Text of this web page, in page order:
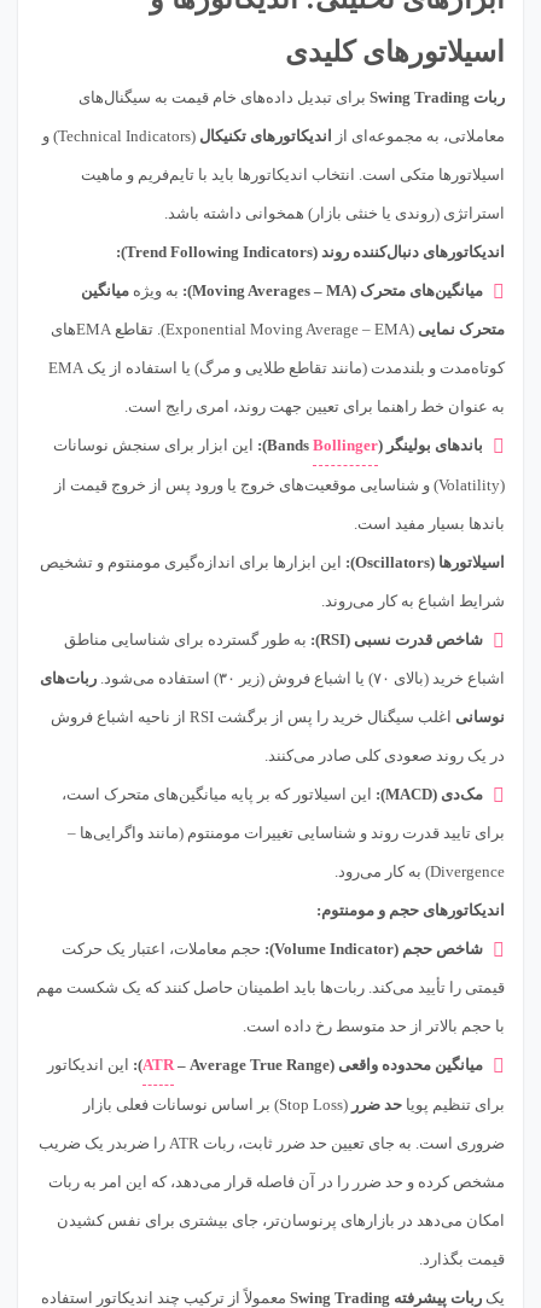
اسیلاتورهای کلیدی
ربات Swing Trading برای تبدیل داده‌های خام قیمت به سیگنال‌های
معاملاتی، به مجموعه‌ای از اندیکاتورهای تکنیکال (Technical Indicators) و
اسیلاتورها متکی است. انتخاب اندیکاتورها باید با تایم‌فریم و ماهیت
استراتژی (روندی یا خنثی بازار) همخوانی داشته باشد.
اندیکاتورهای دنبال‌کننده روند (Trend Following Indicators):
میانگین‌های متحرک (Moving Averages – MA): به ویژه میانگین
متحرک نمایی (Exponential Moving Average – EMA). تقاطع EMAهای
کوتاه‌مدت و بلندمدت (مانند تقاطع طلایی و مرگ) یا استفاده از یک EMA
به عنوان خط راهنما برای تعیین جهت روند، امری رایج است.
باندهای بولینگر (Bollinger این ابزار برای سنجش نوسانات
(Volatility) و شناسایی موقعیت‌های خروج یا ورود پس از خروج قیمت از
باندها بسیار مفید است.
اسیلاتورها (Oscillators): این ابزارها برای اندازه‌گیری مومنتوم و تشخیص
شرایط اشباع به کار می‌روند.
شاخص قدرت نسبی (RSI): به طور گسترده برای شناسایی مناطق
اشباع خرید (بالای ۷۰) یا اشباع فروش (زیر ۳۰) استفاده می‌شود. ربات‌های
نوسانی اغلب سیگنال خرید را پس از برگشت RSI از ناحیه اشباع فروش
در یک روند صعودی کلی صادر می‌کنند.
مک‌دی (MACD): این اسیلاتور که بر پایه میانگین‌های متحرک است،
برای تایید قدرت روند و شناسایی تغییرات مومنتوم (مانند واگرایی‌ها –
Divergence) به کار می‌رود.
اندیکاتورهای حجم و مومنتوم:
شاخص حجم (Volume Indicator): حجم معاملات، اعتبار یک حرکت
قیمتی را تأیید می‌کند. ربات‌ها باید اطمینان حاصل کنند که یک شکست مهم
با حجم بالاتر از حد متوسط رخ داده است.
میانگین محدوده واقعی (Average True Range – ATR
): این اندیکاتور
برای تنظیم پویا حد ضرر (Stop Loss) بر اساس نوسانات فعلی بازار
ضروری است. به جای تعیین حد ضرر ثابت، ربات ATR را ضربدر یک ضریب
مشخص کرده و حد ضرر را در آن فاصله قرار می‌دهد، که این امر به ربات
امکان می‌دهد در بازارهای پرنوسان‌تر، جای بیشتری برای نفس کشیدن
قیمت بگذارد.
یک ربات پیشرفته Swing Trading معمولاً از ترکیب چند اندیکاتور استفاده